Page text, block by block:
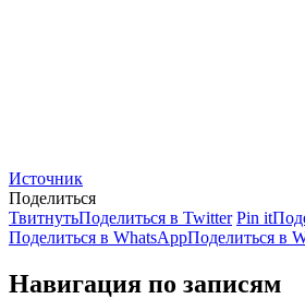
Источник
Поделиться
ТвитнутьПоделиться в Twitter Pin it
Поделиться в WhatsAppПоделиться в
Навигация по записям